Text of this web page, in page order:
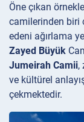
Öne çıkan
camilerinden biri
edeni ağırlama
Zayed Büyük
Jumeirah Camii,
ve kültürel
çekmektedir.